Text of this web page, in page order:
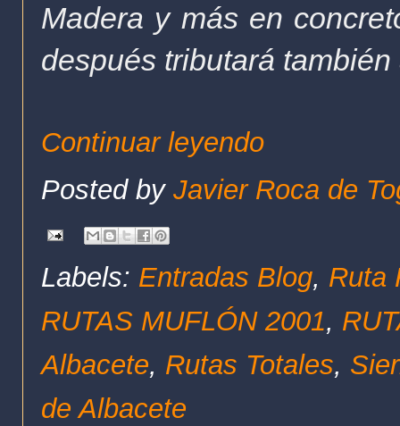
Madera y más en
después tributará
Continuar leyendo
Posted by Javier Roca de
Labels: Entradas Blog, Ruta
RUTAS MUFLÓN 2001,
Albacete, Rutas Totales,
de Albacete